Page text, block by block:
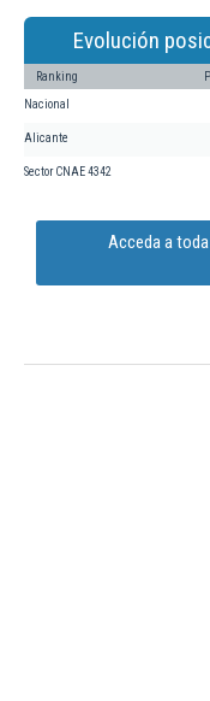
Evolución
Ranking
Nacional
Alicante
Sector CNAE 4342
Acceda a